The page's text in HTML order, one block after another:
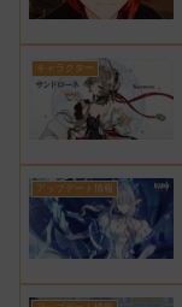
キャラクター
アップデート情報